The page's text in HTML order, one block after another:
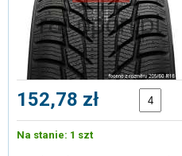
152,78 zł
Na stanie: 1 szt